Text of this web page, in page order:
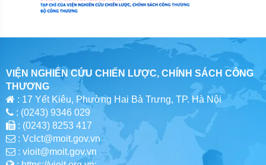
VIỆN NGHIÊN CỨU CHIẾN LƯỢC, CHÍNH SÁCH CÔNG
THƯƠNG
: 17 Yết Kiêu, Phường Hai Bà Trưng, TP. Hà Nội
: (0243) 9346 029
: (0243) 8253 417
: Vclct@moit.gov.vn
: vioit@moit.gov.vn